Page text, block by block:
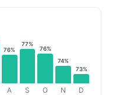
76%
A
77%
S
76%
O
74%
N
73%
D